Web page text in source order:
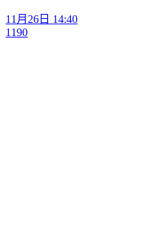
11月26日 14:40
1190